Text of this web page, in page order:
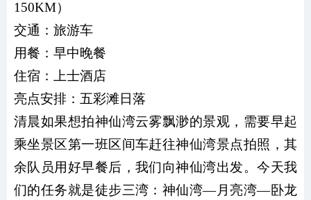
150KM）
交通： 旅游车
用餐： 早中晚餐
住宿：上士酒店
亮点安排：五彩滩日落
清晨如果想拍神仙湾云雾飘渺的景观，需要早起
乘坐景区第一班区间车赶往神仙湾景点拍照，其
余队员用好早餐后，我们向神仙湾出发。今天我
们的任务就是徒步三湾：神仙湾—月亮湾—卧龙